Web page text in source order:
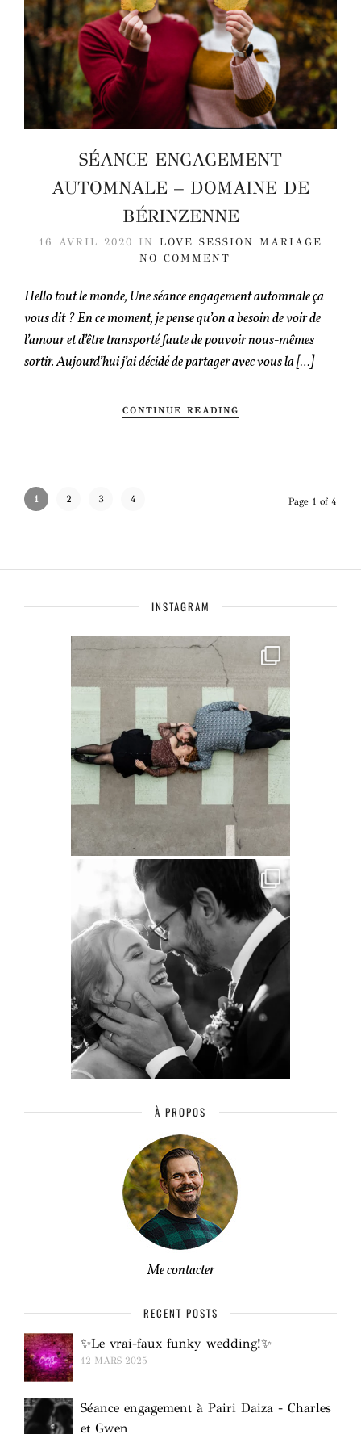
SÉANCE ENGAGEMENT
AUTOMNALE – DOMAINE DE
BÉRINZENNE
16 AVRIL 2020 IN LOVE SESSION
MARIAGE
NO COMMENT
Hello tout le monde, Une séance engagement automnale ça
vous dit ? En ce moment, je pense qu’on a besoin de voir de
l’amour et d’être transporté faute de pouvoir nous-mêmes
sortir. Aujourd’hui j’ai décidé de partager avec vous la […]
CONTINUE READING
1 2 3 4 Page 1 of 4
INSTAGRAM
À PROPOS
Me contacter
RECENT POSTS
✨Le vrai-faux funky wedding!✨
12 MARS 2025
Séance engagement à Pairi Daiza - Charles
et Gwen